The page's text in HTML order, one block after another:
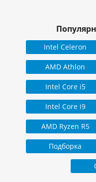
Intel Celeron
AMD Athlon
Intel Core i5
Intel Core i9
AMD Ryzen R5
Подборка